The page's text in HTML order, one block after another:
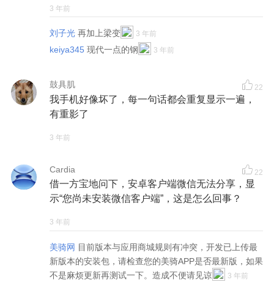
3 年前
刘子光 再加上梁变 3 年前
keiya345 现代一点的钢 3 年前
鼓具肌 22
我手机好像坏了，每一句话都会重复显示一遍，
有重影了
3 年前
Cardia 22
借一方宝地问下，安卓客户端微信无法分享，显
示“您尚未安装微信客户端”，这是怎么回事？
3 年前
美骑网 目前版本与应用商城规则有冲突，开发已上传最
新版本的安装包，请检查您的美骑APP是否最新版，如果
不是麻烦更新再测试一下。造成不便请见谅
3 年前